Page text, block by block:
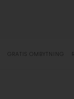
GRATIS OMBYTNING